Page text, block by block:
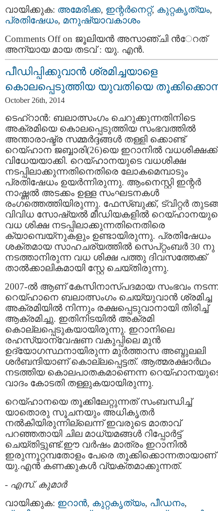
വായിക്കുക: അമേരിക്ക, ഇന്റര്‍നെറ്റ്‌, കുറ്റകൃത്യം,
പ്രതിഷേധം, മനുഷ്യാവകാശം
Comments Offon ജൂലിയൻ അസാഞ്ചി ന്‍േറത്
അന്യായ മായ തടവ് : യു. എൻ.
പീഡിപ്പിക്കുവാന്‍ ശ്രമിച്ചയാളെ
കൊലപ്പെടുത്തിയ യുവതിയെ
October 26th, 2014
ടെഹ്‌റാന്‍: ബലാത്സംഗം ചെറുക്കുന്നതിനിടെ
അക്രമിയെ കൊലപ്പെടുത്തിയ സംഭവത്തില്‍
അന്താരാഷ്ട്ര സമ്മര്‍ദ്ദങ്ങള്‍ തള്ളി ക്കൊണ്ട്
റെയ്‌ഹാന ജബ്ബാരി(26)യെ ഇറാനില്‍ വധശിക്ഷക്ക്
വിധേയയാക്കി. റെയ്‌ഹാനയുടെ വധശിക്ഷ
നടപ്പിലാക്കുന്നതിനെതിരെ ലോകമെമ്പാടും
പ്രതിഷേധം ഉയര്‍ന്നിരുന്നു. ആം‌നെസ്റ്റി ഇന്റര്‍
നാഷ്ണല്‍ അടക്കം ഉള്ള സംഘടനകള്‍
രംഗത്തെത്തിയിരുന്നു. ഫേസ്ബുക്ക്, ട്വിറ്റര്‍
വിവിധ സോഷ്യല്‍ മീഡിയകളില്‍
വധ ശിക്ഷ നടപ്പിലാക്കുന്നതിനെതിരെ
ക്യാമ്പെയ്‌നുകളും ഉണ്ടായിരുന്നു. പ്രതിഷേധം
ശക്തമായ സാഹചര്യത്തില്‍ സെപ്‌റ്റംബര്‍ 30 നു
നടത്താനിരുന്ന വധ ശിക്ഷ പത്തു ദിവസത്തേക്ക്
താല്‍ക്കാലികമായി സ്റ്റേ ചെയ്തിരുന്നു.
2007-ല്‍ ആണ് കേസിനാസ്പദമായ സംഭവം
റെയ്‌ഹാനെ ബലാത്സംഗം ചെയ്യുവാന്‍ ശ്രമിച്ച
അക്രമിയില്‍ നിന്നും രക്ഷപ്പെടുവാനായി തിരിച്ച്
ആക്രമിച്ചു. ഇതിനിടയില്‍ അക്രമി
കൊല്ലപ്പെടുകയായിരുന്നു. ഇറാനിലെ
രഹസ്യാന്വേഷണ വകുപ്പിലെ മുന്‍
ഉദ്യോഗസ്ഥനായിരുന്ന മുര്‍ത്താസ അബ്ദുലലി
ശര്‍ബന്ദിയാണ് കൊല്ലപ്പെട്ടത്. ആത്മരക്ഷാര്‍ഥം
നടത്തിയ കൊലപാതകമാണെന്ന
വാദം കോടതി തള്ളുകയായിരുന്നു.
റെയ്‌ഹാനയെ തൂക്കിലേറ്റുന്നത് സംബന്ധിച്ച്
യാതൊരു സൂചനയും അധികൃതര്‍
നല്‍കിയിരുന്നില്ലെന്ന് ഇവരുടെ മാതാവ്
പറഞ്ഞതായി ചില മാധ്യമങ്ങള്‍ റിപ്പോര്‍ട്ട്
ചെയ്തിട്ടുണ്ട്.ഈ വര്‍ഷം മാത്രം ഇറാനില്‍
ഇരുന്നൂറ്റമ്പതോളം പേരെ തൂക്കിക്കൊന്നതായാണ്
യു.എന്‍ കണക്കുകള്‍ വ്യക്തമാക്കുന്നത്.
- എസ്. കുമാര്‍
വായിക്കുക: ഇറാന്‍, കുറ്റകൃത്യം, പീഡനം,